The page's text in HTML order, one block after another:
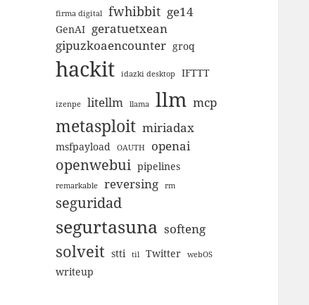
firma digital fwhibbit ge14
GenAI geratuetxean
gipuzkoaencounter groq
hackit idazki desktop IFTTT
izenpe litellm llama llm mcp
metasploit miriadax
msfpayload OAUTH openai
openwebui pipelines
remarkable reversing rm
seguridad
segurtasuna softeng
solveit stti til Twitter webOS
writeup